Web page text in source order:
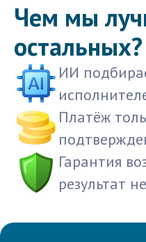
Чем мы
остальных?
ИИ
Платёж
Гарантия
результат